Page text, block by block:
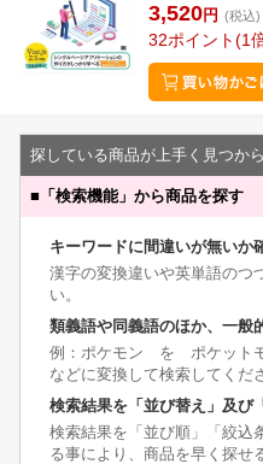
3,520円 (税込)
32ポイント 1
探している商品が上手く見つか
■ 「検索機能」から商品を探す
キーワードに間違いが無いか
漢字の変換違いや英単語のつ
い。
類義語や同義語のほか、一般
例：ポケモン を ポケットモ
などに変換して検索してくだ
検索結果を「並び替え」及び
検索結果を「並び順」「絞込
る事により、商品を早く探せ